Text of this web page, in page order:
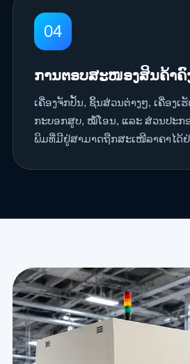
04
ການຕອບສະໜອງສິນຄ້າຄົ
ເຄື່ອງຈັກປັ້ນ, ຊິ້ນສ່ວນຕ່າງໆ, ເຄື່ອງເ
ກະບອກສູບ, ໝໍ້ໂອນ, ແລະ ສ່ວນປະກ
ພິມທີ່ມີຢູ່ສາມາດຖືກສະເໜີລາຄາໄດ້ຢ່